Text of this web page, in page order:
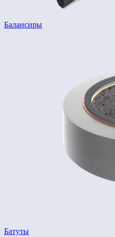
Балансиры
Батуты